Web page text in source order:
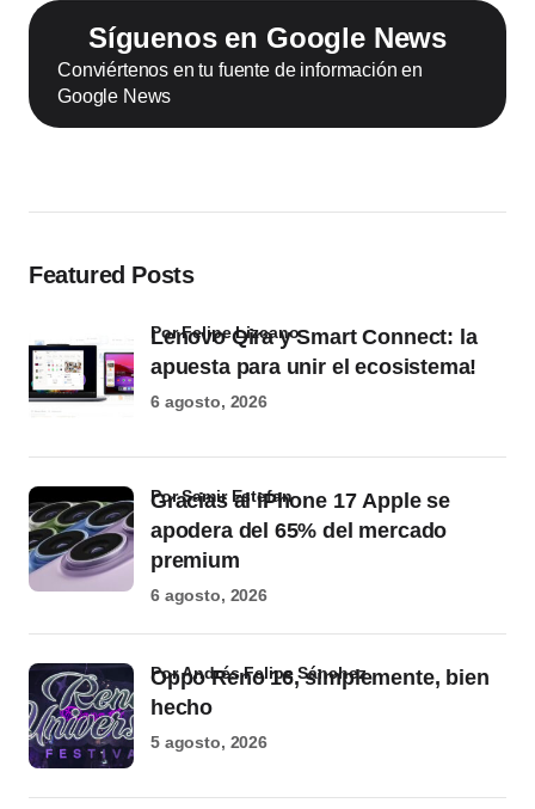
Síguenos en Google News
Conviértenos en tu fuente de información en
Google News
Featured Posts
Lenovo Qira y Smart Connect: la
apuesta para unir el ecosistema!
por Felipe Lizcano
6 agosto, 2026
Gracias al iPhone 17 Apple se
apodera del 65% del mercado
premium
por Samir Estefan
6 agosto, 2026
Oppo Reno 16, simplemente, bien
hecho
por Andrés Felipe Sánchez
5 agosto, 2026